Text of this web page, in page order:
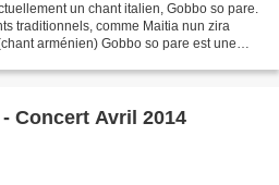
un chant italien, Gobbo so pare.
traditionnels, comme Maitia nun zira
arménien) Gobbo so pare est une
Concert Avril 2014